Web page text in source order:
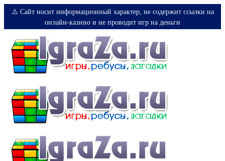
⚠️ Сайт носит информационный характер, не содержит ссылки на
онлайн-казино и не проводит игр на деньги